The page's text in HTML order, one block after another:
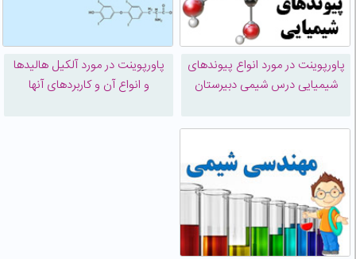
پاورپوینت در مورد انواع پیوندهای
شیمیایی درس شیمی دبیرستان
پاورپوینت در مورد آلكيل هاليدها
و انواع آن و کاربردهای آنها